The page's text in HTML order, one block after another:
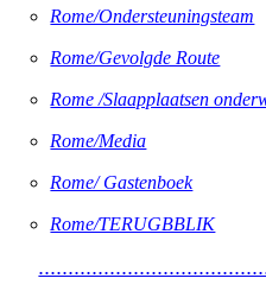
Rome/Ondersteuningsteam
Rome/Gevolgde Route
Rome /Slaapplaatsen
Rome/Media
Rome/ Gastenboek
Rome/TERUGBBLIK